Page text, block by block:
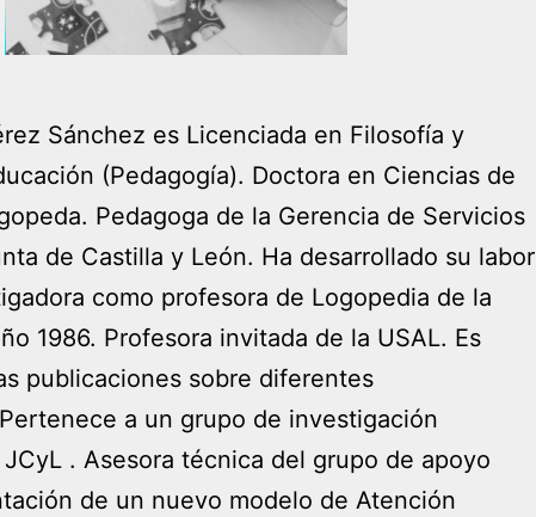
Sánchez es Licenciada en Filosofía y
(Pedagogía). Doctora en Ciencias de
Pedagoga de la Gerencia de Servicios
de Castilla y León. Ha desarrollado su labor
como profesora de Logopedia de la
1986. Profesora invitada de la USAL. Es
publicaciones sobre diferentes
a un grupo de investigación
. Asesora técnica del grupo de apoyo
de un nuevo modelo de Atención